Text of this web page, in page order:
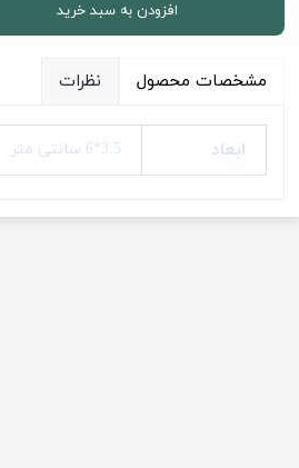
افزودن به سبد خرید
مشخصات محصول نظرات
ابعاد 3.5*6 سانتی متر